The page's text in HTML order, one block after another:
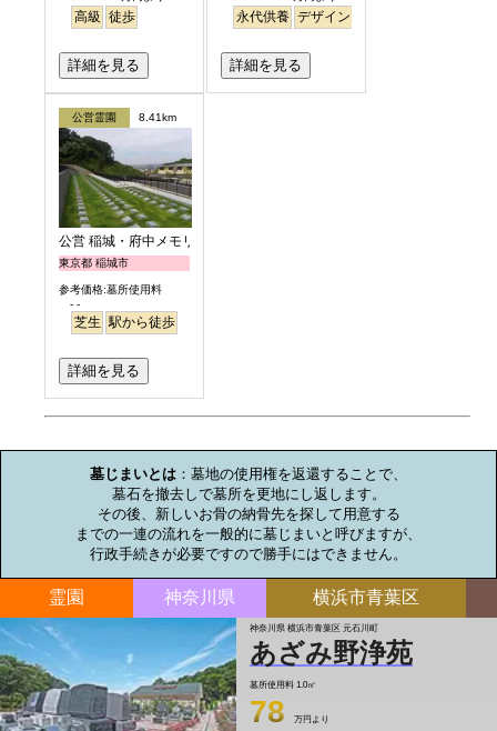
高級 徒歩
詳細を見る
永代供養 デザイン
詳細を見る
公営霊園 8.41km
公営 稲城・府中メモリアルパーク
東京都 稲城市
参考価格:墓所使用料
- -
芝生 駅から徒歩
詳細を見る
墓じまいとは ：墓地の使用権を返還することで、
墓石を撤去しで墓所を更地にし返します。
その後、新しいお骨の納骨先を探して用意する
までの一連の流れを一般的に墓じまいと呼びますが、
行政手続きが必要ですので勝手にはできません。
霊園 神奈川県 横浜市青葉区
神奈川県 横浜市青葉区 元石川町
あざみ野浄苑
墓所使用料 1.0㎡
78 万円より